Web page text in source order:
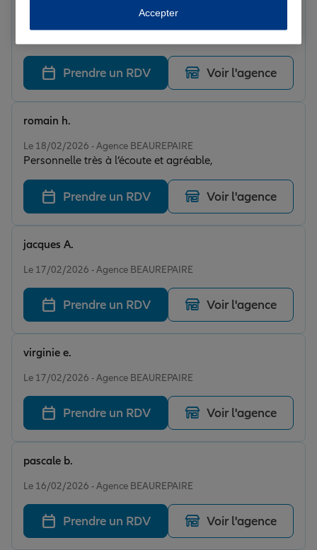
Le 18/02/2026 - Agence BEAUREPAIRE
Je vous recommande vivement l'agence Desormeau
pour tous mes contrats depuis plus de 20 ans et j'ai
toujours été satisfaite de leurs services. Pour leur
réactivité et leur amabilité.
Prendre un RDV Voir l'agence
Le 18/02/2026 - Agence BEAUREPAIRE
Personnelle très à l’écoute et agréable,
romain h.
Prendre un RDV Voir l'agence
Le 17/02/2026 - Agence BEAUREPAIRE
jacques A.
Prendre un RDV Voir l'agence
Le 17/02/2026 - Agence BEAUREPAIRE
virginie e.
Prendre un RDV Voir l'agence
Le 16/02/2026 - Agence BEAUREPAIRE
pascale b.
Prendre un RDV Voir l'agence
Accepter